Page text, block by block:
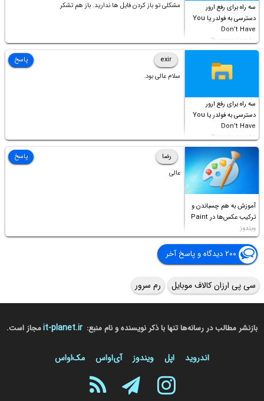
سه راه برای رفع ارور
دسترسی به فولدر یا You
Don’t Have
Permission to
Access this folder
مشکلی تو باز کردن فایل ها ندارید. باز هم تشکر
سه راه برای رفع ارور
دسترسی به فولدر یا You
Don’t Have
Permission to
Access this folder
exir
سلام عالی بود.
پاسخ
آموزش به هم چسباندن و
ترکیب عکس‌ها در Paint
ویندوز
رضا
عالی
پاسخ
۲۰۰ دیدگاه و پاسخ آخر
سی پی ارزان کالاف موبایل رم سرور
بازنشر مطالب در رسانه‌ها تنها با ذکر نویسنده و نام منبع: it-planet.irمجاز است.
اندروید اپل ویندوز آی‌او‌اس مک‌او‌اس